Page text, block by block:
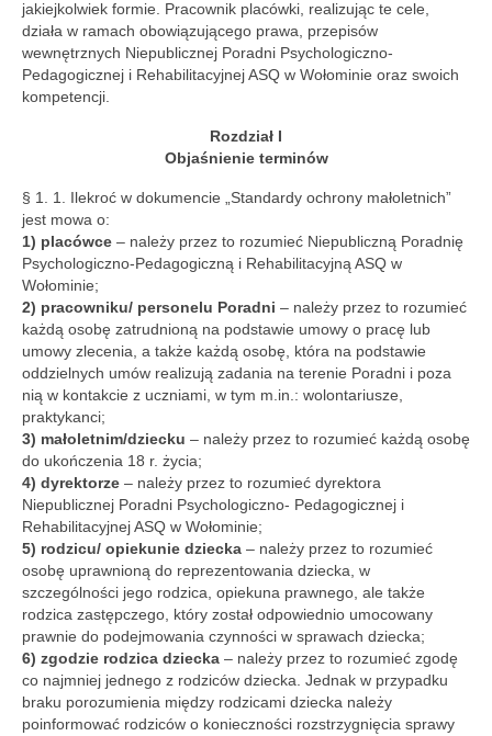
poradnia logopedyczna
treningi słuchowe
zajęcia grupowe
PRZEDSZKOLE AAC
Centrum wsparcia osób z ZD ASQ21
PPS ASQ
WWRD
oferta dla rodziców
TURNUSY
KURS M.A.E.S. BASIC
O NAS
o nas
terapeuci
opinie
KONTAKT
KARTY PODARUNKOWE
jakiejkolwiek formie. Pracownik placówki, realizując te cele,
działa w ramach obowiązującego prawa, przepisów
wewnętrznych Niepublicznej Poradni Psychologiczno-
Pedagogicznej i Rehabilitacyjnej ASQ w Wołominie oraz swoich
kompetencji.
Rozdział I
Objaśnienie terminów
§ 1. 1. Ilekroć w dokumencie „Standardy ochrony małoletnich”
jest mowa o:
1) placówce – należy przez to rozumieć Niepubliczną Poradnię
Psychologiczno-Pedagogiczną i Rehabilitacyjną ASQ w
Wołominie;
2) pracowniku/ personelu Poradni – należy przez to rozumieć
każdą osobę zatrudnioną na podstawie umowy o pracę lub
umowy zlecenia, a także każdą osobę, która na podstawie
oddzielnych umów realizują zadania na terenie Poradni i poza
nią w kontakcie z uczniami, w tym m.in.: wolontariusze,
praktykanci;
3) małoletnim/dziecku – należy przez to rozumieć każdą osobę
do ukończenia 18 r. życia;
4) dyrektorze – należy przez to rozumieć dyrektora
Niepublicznej Poradni Psychologiczno- Pedagogicznej i
Rehabilitacyjnej ASQ w Wołominie;
5) rodzicu/ opiekunie dziecka – należy przez to rozumieć
osobę uprawnioną do reprezentowania dziecka, w
szczególności jego rodzica, opiekuna prawnego, ale także
rodzica zastępczego, który został odpowiednio umocowany
prawnie do podejmowania czynności w sprawach dziecka;
6) zgodzie rodzica dziecka – należy przez to rozumieć zgodę
co najmniej jednego z rodziców dziecka. Jednak w przypadku
braku porozumienia między rodzicami dziecka należy
poinformować rodziców o konieczności rozstrzygnięcia sprawy